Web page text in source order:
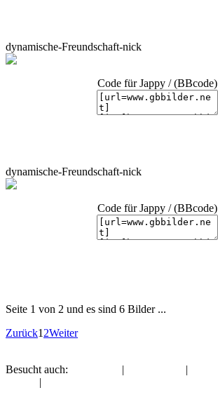
dynamische-Freundschaft-nick
Code für Jappy / (BBcode)
dynamische-Freundschaft-nick
Code für Jappy / (BBcode)
Seite 1 von 2 und es sind 6 Bilder ...
Zurück1 2Weiter
Besucht auch: | |
|